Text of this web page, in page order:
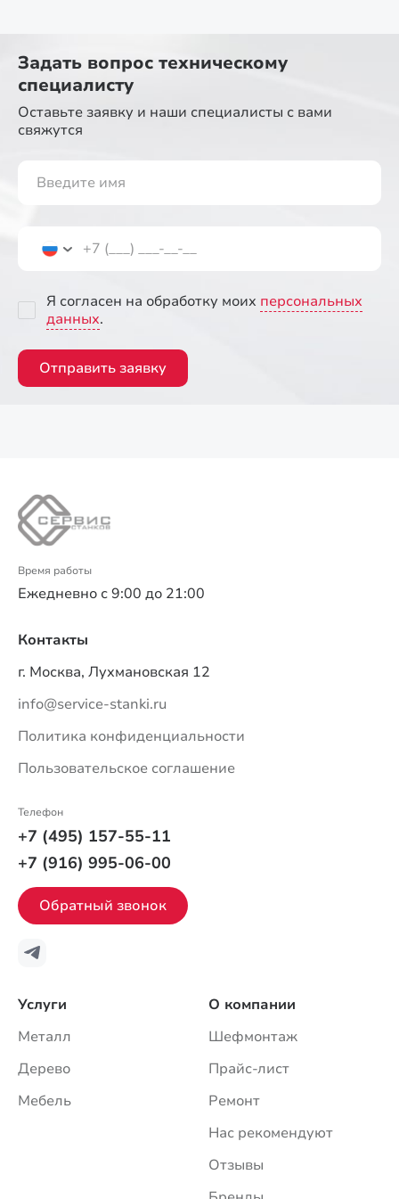
Задать вопрос техническому
специалисту
Оставьте заявку и наши специалисты с вами
свяжутся
Я согласен на обработку моих персональных
данных.
Отправить заявку
Время работы
Ежедневно с 9:00 до 21:00
Услуги
Металл
Дерево
Мебель
О компании
Шефмонтаж
Прайс-лист
Ремонт
Нас рекомендуют
Отзывы
Контакты
г. Москва, Лухмановская 12
info@service-stanki.ru
Политика конфиденциальности
Пользовательское соглашение
Телефон
+7 (495) 157-55-11
+7 (916) 995-06-00
Обратный звонок